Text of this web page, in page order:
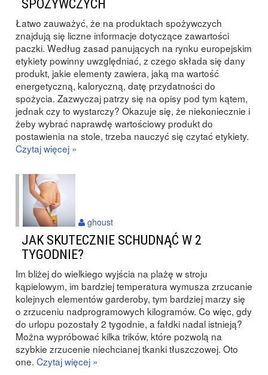
SPOŻYWCZYCH
Łatwo zauważyć, że na produktach spożywczych
znajdują się liczne informacje dotyczące zawartości
paczki. Według zasad panujących na rynku europejskim
etykiety powinny uwzględniać, z czego składa się dany
produkt, jakie elementy zawiera, jaką ma wartość
energetyczną, kaloryczną, datę przydatności do
spożycia. Zazwyczaj patrzy się na opisy pod tym kątem,
jednak czy to wystarczy? Okazuje się, że niekoniecznie i
żeby wybrać naprawdę wartościowy produkt do
postawienia na stole, trzeba nauczyć się czytać etykiety.
Czytaj więcej »
JAK SKUTECZNIE SCHUDNĄĆ W 2
TYGODNIE?
Im bliżej do wielkiego wyjścia na plażę w stroju
kąpielowym, im bardziej temperatura wymusza zrzucanie
kolejnych elementów garderoby, tym bardziej marzy się
o zrzuceniu nadprogramowych kilogramów. Co więc, gdy
do urlopu pozostały 2 tygodnie, a fałdki nadal istnieją?
Można wypróbować kilka trików, które pozwolą na
szybkie zrzucenie niechcianej tkanki tłuszczowej. Oto
one. Czytaj więcej »
ghoust